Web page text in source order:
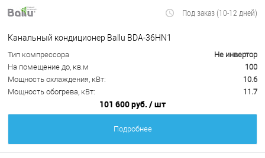
Под заказ (10-12 дней)
Канальный кондиционер Ballu BDA-36HN1
Тип компрессора
Не инвертор
На помещение до, кв.м
100
Мощность охлаждения, кВт:
10.6
Мощность обогрева, кВт:
11.7
101 600 руб. / шт
Подробнее